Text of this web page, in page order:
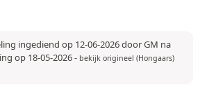
ingediend op 12-06-2026 door GM na
op 18-05-2026- bekijk origineel (Hongaars)